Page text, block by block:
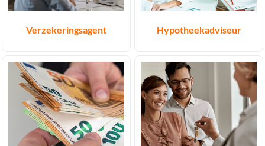
Verzekeringsagent Hypotheekadviseur